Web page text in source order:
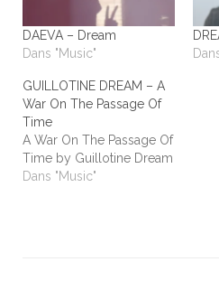
DAEVA – Dream
Dans "Music"
GUILLOTINE DREAM – A
War On The Passage Of
Time
A War On The Passage Of
Time by Guillotine Dream
Dans "Music"